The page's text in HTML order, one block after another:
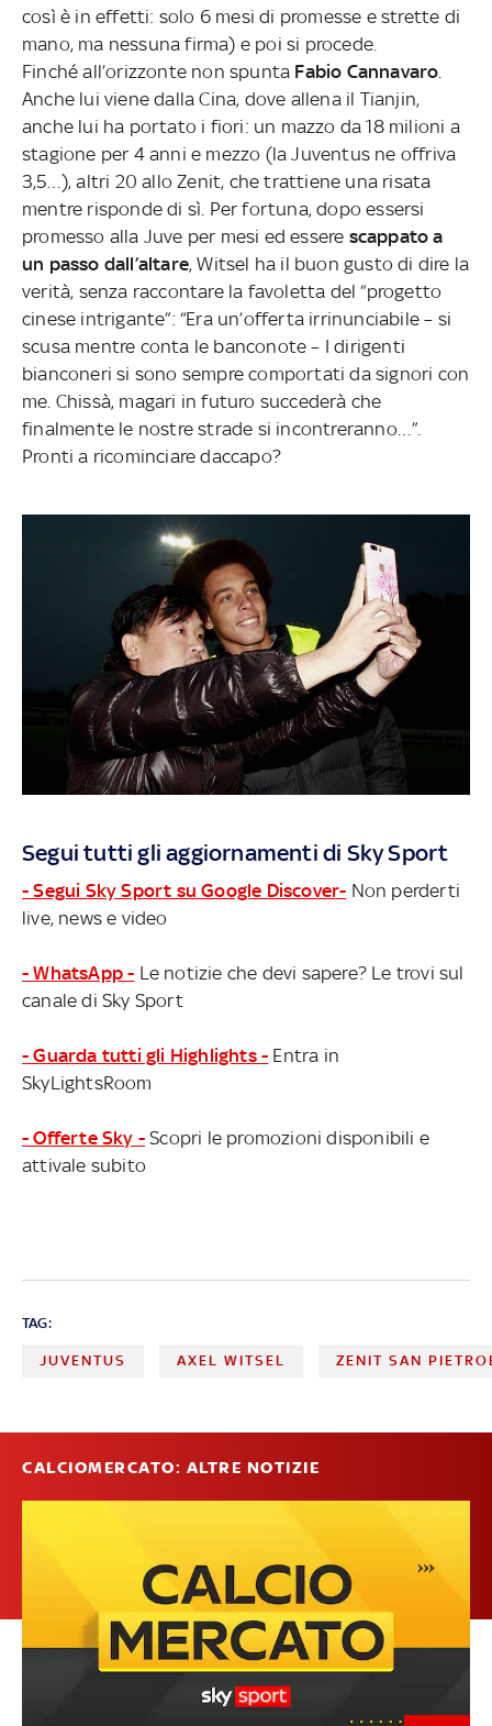
così è in effetti: solo 6 mesi di promesse e strette di
mano, ma nessuna firma) e poi si procede.
Finché all’orizzonte non spunta Fabio Cannavaro
Anche lui viene dalla Cina, dove allena il Tianjin,
anche lui ha portato i fiori: un mazzo da 18 milioni a
stagione per 4 anni e mezzo (la Juventus ne offriva
3,5…), altri 20 allo Zenit, che trattiene una risata
mentre risponde di sì. Per fortuna, dopo essersi
promesso alla Juve per mesi ed essere scappato a
un passo dall’altare, Witsel ha il buon gusto di dire la
verità, senza raccontare la favoletta del “progetto
cinese intrigante”: “Era un’offerta irrinunciabile – si
scusa mentre conta le banconote – I dirigenti
bianconeri si sono sempre comportati da signori con
me. Chissà, magari in futuro succederà che
finalmente le nostre strade si incontreranno…”.
Pronti a ricominciare daccapo?
Segui tutti gli aggiornamenti di Sky Sport
- Segui Sky Sport su Google Discover- Non perderti
live, news e video
- WhatsApp - Le notizie che devi sapere? Le trovi sul
canale di Sky Sport
- Guarda tutti gli Highlights - Entra in
SkyLightsRoom
- Offerte Sky - Scopri le promozioni disponibili e
attivale subito
TAG:
JUVENTUS AXEL WITSEL ZENIT SAN
CALCIOMERCATO: ALTRE NOTIZIE